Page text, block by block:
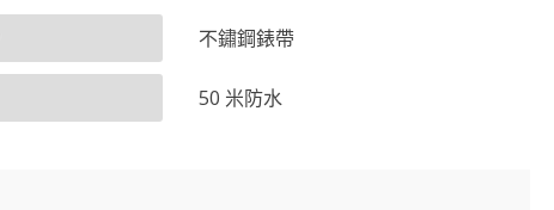
不鏽鋼錶帶
50 米防水